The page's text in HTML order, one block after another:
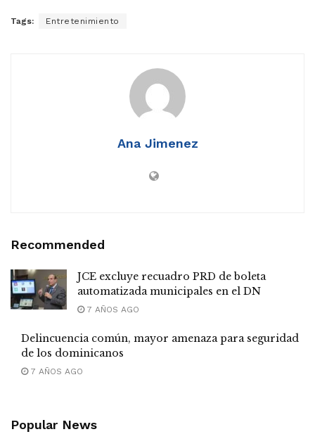
Tags: Entretenimiento
Ana Jimenez
Recommended
JCE excluye recuadro PRD de boleta
automatizada municipales en el DN
7 AÑOS AGO
Delincuencia común, mayor amenaza para seguridad
de los dominicanos
7 AÑOS AGO
Popular News